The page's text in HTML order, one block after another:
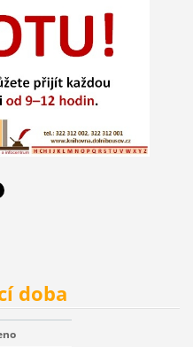
doba